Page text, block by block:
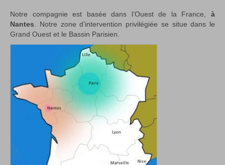
Notre compagnie est basée dans l’Ouest de la France, à
Nantes . Notre zone d’intervention privilégiée se situe dans le
Grand Ouest et le Bassin Parisien.